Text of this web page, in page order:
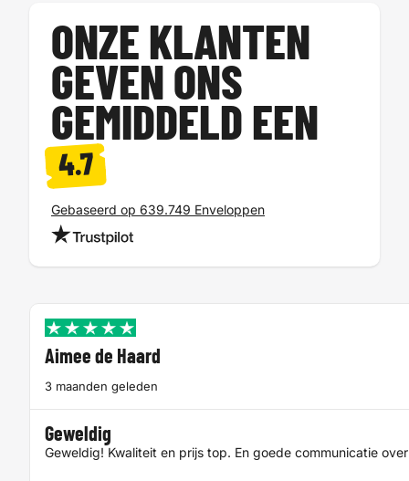
ONZE KLANTEN
GEVEN ONS
GEMIDDELD EEN
4.7
Gebaseerd op 639.749 Enveloppen
Aimee de Haard
3 maanden geleden
Geweldig
Geweldig! Kwaliteit en prijs top. En goede communicatie